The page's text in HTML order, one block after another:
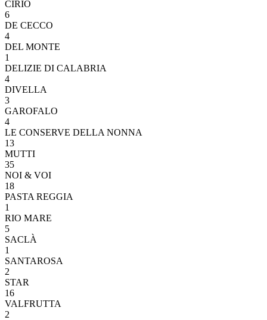
CIRIO
6
DE CECCO
4
DEL MONTE
1
DELIZIE DI CALABRIA
4
DIVELLA
3
GAROFALO
4
LE CONSERVE DELLA NONNA
13
MUTTI
35
NOI & VOI
18
PASTA REGGIA
1
RIO MARE
5
SACLÀ
1
SANTAROSA
2
STAR
16
VALFRUTTA
2